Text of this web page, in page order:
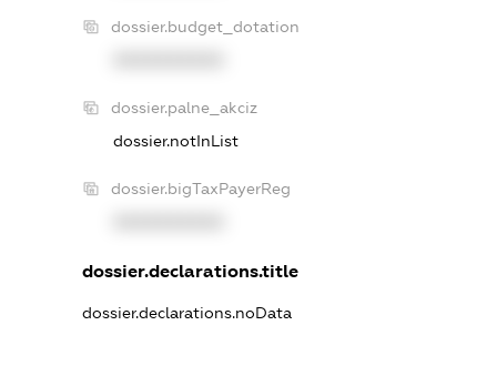
dossier.budget_dotation
dossier.palne_akciz
dossier.notInList
dossier.bigTaxPayerReg
dossier.declarations.title
dossier.declarations.noData